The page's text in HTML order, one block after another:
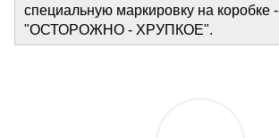
специальную маркировку на коробке -
"ОСТОРОЖНО - ХРУПКОЕ".